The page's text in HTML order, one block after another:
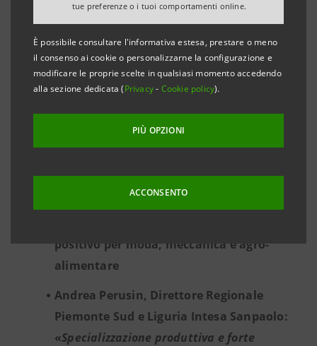
tue preferenze o i tuoi comportamenti online.
È possibile consultare l'informativa estesa, prestare o meno
il consenso ai cookie o personalizzarne la configurazione e
modificare le proprie scelte in qualsiasi momento accedendo
alla sezione dedicata (Privacy- Cookie policy).
PIÙ OPZIONI
ACCONSENTO
E PER 9 DISTRETTI SU 12
Secondo il Monitor dei Distretti curato
dalla Direzione Studi e Ricerche di Intesa
Sanpaolo, il confronto con la media
sia considerando i soli distretti che
allargando lo sguardo all’intera economia
Nel primo semestre 2023 esportazioni dei
positivo per moda, meccanica e agro-
alimentare
Andrea Perusin, Direttore Regionale
Piemonte Sud e Liguria Intesa Sanpaolo:
«Specializzazione produttiva e forte